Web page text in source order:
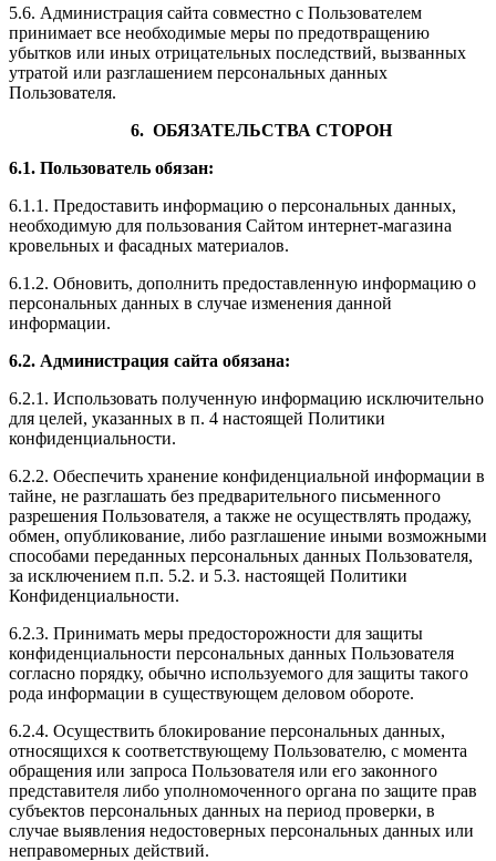
5.6. Администрация сайта совместно с Пользователем
принимает все необходимые меры по предотвращению
убытков или иных отрицательных последствий, вызванных
утратой или разглашением персональных данных
Пользователя.
6. ОБЯЗАТЕЛЬСТВА СТОРОН
6.1. Пользователь обязан:
6.1.1. Предоставить информацию о персональных данных,
необходимую для пользования Сайтом интернет-магазина
кровельных и фасадных материалов.
6.1.2. Обновить, дополнить предоставленную информацию о
персональных данных в случае изменения данной
информации.
6.2. Администрация сайта обязана:
6.2.1. Использовать полученную информацию исключительно
для целей, указанных в п. 4 настоящей Политики
конфиденциальности.
6.2.2. Обеспечить хранение конфиденциальной информации в
тайне, не разглашать без предварительного письменного
разрешения Пользователя, а также не осуществлять продажу,
обмен, опубликование, либо разглашение иными возможными
способами переданных персональных данных Пользователя,
за исключением п.п. 5.2. и 5.3. настоящей Политики
Конфиденциальности.
6.2.3. Принимать меры предосторожности для защиты
конфиденциальности персональных данных Пользователя
согласно порядку, обычно используемого для защиты такого
рода информации в существующем деловом обороте.
6.2.4. Осуществить блокирование персональных данных,
относящихся к соответствующему Пользователю, с момента
обращения или запроса Пользователя или его законного
представителя либо уполномоченного органа по защите прав
субъектов персональных данных на период проверки, в
случае выявления недостоверных персональных данных или
неправомерных действий.